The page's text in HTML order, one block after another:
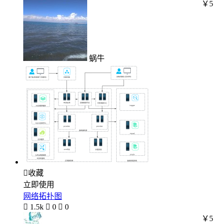
蜗牛
￥5
收藏
立即使用
网络拓扑图
 1.5k  0  0
￥5